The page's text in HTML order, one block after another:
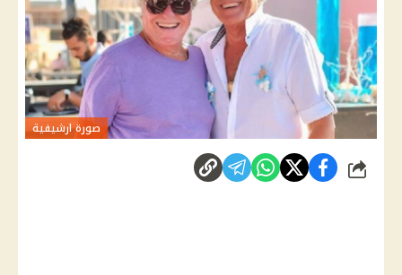
صورة ارشيفية
شارك